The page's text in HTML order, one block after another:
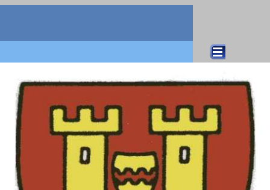
Direkt zum Seiteninhalt